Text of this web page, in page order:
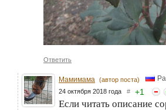
Ответить
Мамимама (автор поста)
24 октября 2018 года # +1
Если читать описание